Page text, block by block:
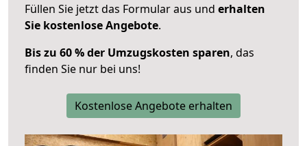
Füllen Sie jetzt das Formular aus und erhalten
Sie kostenlose Angebote.
Bis zu 60 % der Umzugskosten sparen, das
finden Sie nur bei uns!
Kostenlose Angebote erhalten